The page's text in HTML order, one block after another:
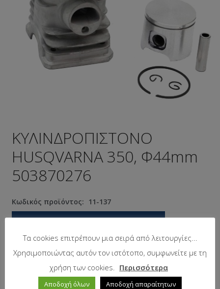
ΚΥΛΙΝΔΡΟΠΙΣΤΟΝΟ
HUSQVARNA 350, Φ44mm
503870276
Κωδικός προϊόντος: 11-137
Σε απόθεμα
Τα cookies επιτρέπουν μια σειρά από λειτουργίες...
Χρησιμοποιώντας αυτόν τον ιστότοπο, συμφωνείτε με τη
χρήση των cookies.
Περισσότερα
Αποδοχή όλων Αποδοχή απαραίτητων